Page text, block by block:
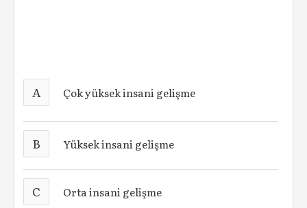
A Çok yüksek insani gelişme
B Yüksek insani gelişme
C Orta insani gelişme